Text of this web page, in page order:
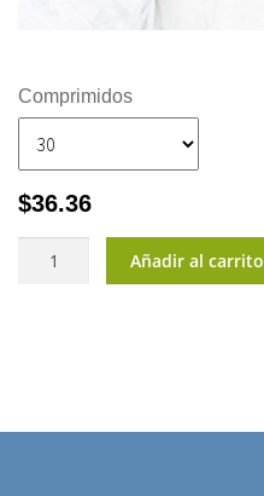
Comprimidos
$36.36
cantidad
Añadir al carrito